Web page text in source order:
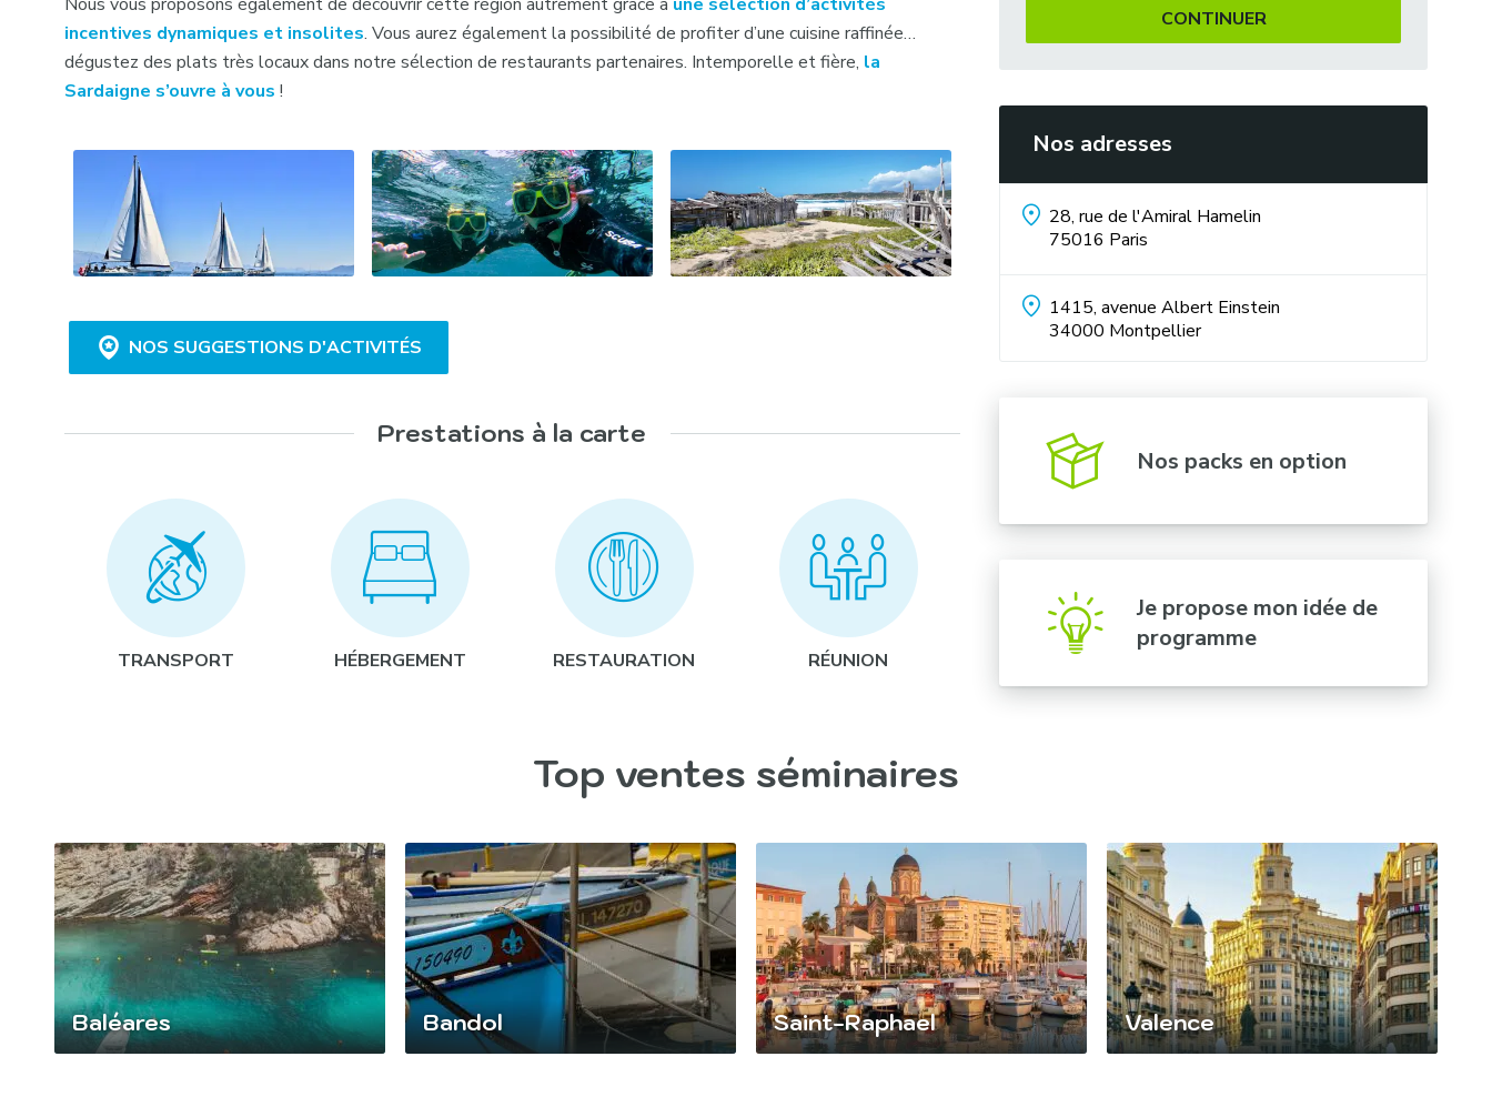
incentives dynamiques et insolites. Vous aurez également la possibilité de profiter d’une cuisine raffinée…
dégustez des plats très locaux dans notre sélection de restaurants partenaires. Intemporelle et fière, la
Sardaigne s’ouvre à vous !
NOS SUGGESTIONS D'ACTIVITÉS
Promenade équestre :
Atelier culinaire :
Baptême d’hélicoptère :
Rallye en quad :
Prestations à la carte
TRANSPORT HÉBERGEMENT RESTAURATION RÉUNION
CONTINUER
Nos adresses
28, rue de l'Amiral Hamelin
75016 Paris
1415, avenue Albert Einstein
34000 Montpellier
Nos packs en option
Je propose mon idée de
programme
Top ventes séminaires
Baléares Bandol Saint-Raphael Valence